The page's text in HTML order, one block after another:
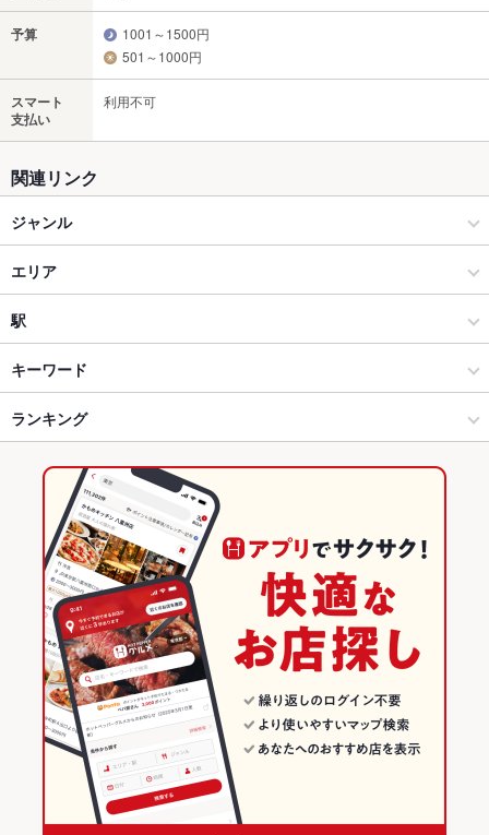
予算
1001～1500円
501～1000円
スマート
支払い
利用不可
関連リンク
ジャンル
和食
鍋
つくば × 和食
つくば × 鍋
つくば駅 × 和食
つくば駅 × 鍋
エリア
つくば駅
つくば駅 × 和食
つくば駅 × 鍋
茨城 × 和食
茨城 × 鍋
駅
つくば駅
土浦駅
ひたち野うしく駅
キーワード
からあげ とんかつ
ランキング
茨城のグルメランキング
茨城の和食ランキング
茨城の鍋ランキング
つくばのグルメランキング
つくばの和食ランキング
つくばの鍋ランキング
つくば駅のグルメランキング
つくば駅の和食ランキング